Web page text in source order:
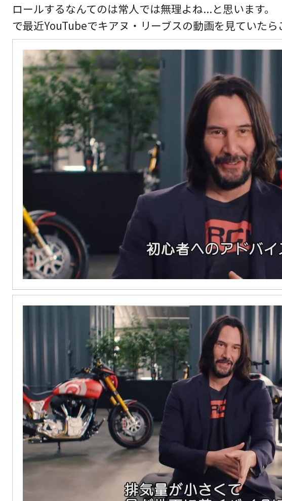
ロールするなんてのは常人では無理よね...と思います。
で最近YouTubeでキアヌ・リーブスの動画を見ていたら